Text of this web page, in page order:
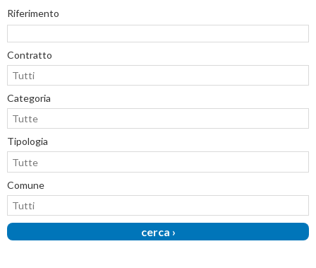
Riferimento
Contratto
Categoria
Tipologia
Comune
cerca ›